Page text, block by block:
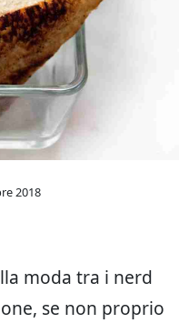
2018
moda tra i nerd
se non proprio